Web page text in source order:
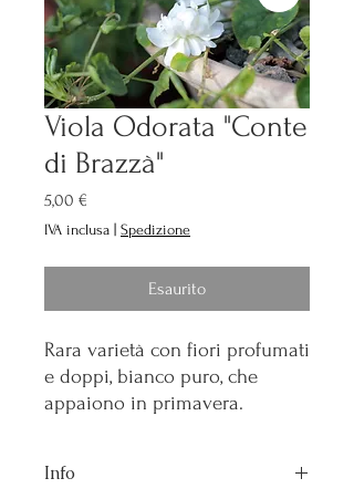
Viola Odorata "Conte
di Brazzà"
5,00 €
IVA inclusa Spedizione
Esaurito
Rara varietà con fiori profumati
e doppi, bianco puro, che
appaiono in primavera.
Info